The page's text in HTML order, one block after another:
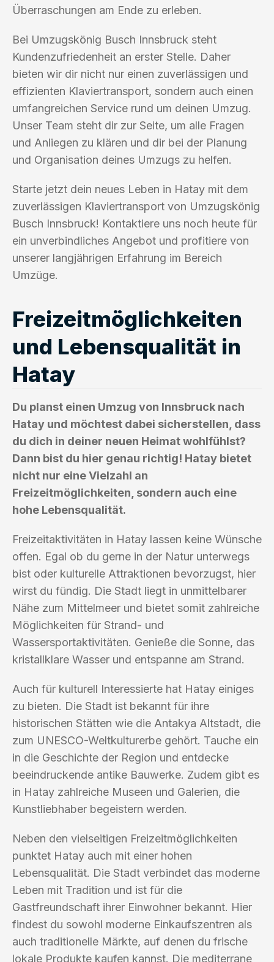
Überraschungen am Ende zu erleben.
Bei Umzugskönig Busch Innsbruck steht
Kundenzufriedenheit an erster Stelle. Daher
bieten wir dir nicht nur einen zuverlässigen und
effizienten Klaviertransport, sondern auch einen
umfangreichen Service rund um deinen Umzug.
Unser Team steht dir zur Seite, um alle Fragen
und Anliegen zu klären und dir bei der Planung
und Organisation deines Umzugs zu helfen.
Starte jetzt dein neues Leben in Hatay mit dem
zuverlässigen Klaviertransport von Umzugskönig
Busch Innsbruck! Kontaktiere uns noch heute für
ein unverbindliches Angebot und profitiere von
unserer langjährigen Erfahrung im Bereich
Umzüge.
Freizeitmöglichkeiten
und Lebensqualität in
Hatay
Du planst einen Umzug von Innsbruck nach
Hatay und möchtest dabei sicherstellen, dass
du dich in deiner neuen Heimat wohlfühlst?
Dann bist du hier genau richtig! Hatay bietet
nicht nur eine Vielzahl an
Freizeitmöglichkeiten, sondern auch eine
hohe Lebensqualität.
Freizeitaktivitäten in Hatay lassen keine Wünsche
offen. Egal ob du gerne in der Natur unterwegs
bist oder kulturelle Attraktionen bevorzugst, hier
wirst du fündig. Die Stadt liegt in unmittelbarer
Nähe zum Mittelmeer und bietet somit zahlreiche
Möglichkeiten für Strand- und
Wassersportaktivitäten. Genieße die Sonne, das
kristallklare Wasser und entspanne am Strand.
Auch für kulturell Interessierte hat Hatay einiges
zu bieten. Die Stadt ist bekannt für ihre
historischen Stätten wie die Antakya Altstadt, die
zum UNESCO-Weltkulturerbe gehört. Tauche ein
in die Geschichte der Region und entdecke
beeindruckende antike Bauwerke. Zudem gibt es
in Hatay zahlreiche Museen und Galerien, die
Kunstliebhaber begeistern werden.
Neben den vielseitigen Freizeitmöglichkeiten
punktet Hatay auch mit einer hohen
Lebensqualität. Die Stadt verbindet das moderne
Leben mit Tradition und ist für die
Gastfreundschaft ihrer Einwohner bekannt. Hier
findest du sowohl moderne Einkaufszentren als
auch traditionelle Märkte, auf denen du frische
lokale Produkte kaufen kannst. Die mediterrane